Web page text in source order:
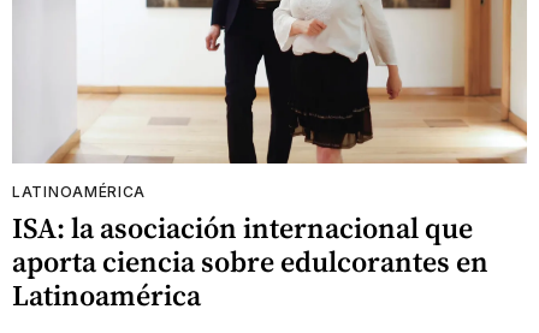
LATINOAMÉRICA
ISA: la asociación internacional que
aporta ciencia sobre edulcorantes en
Latinoamérica